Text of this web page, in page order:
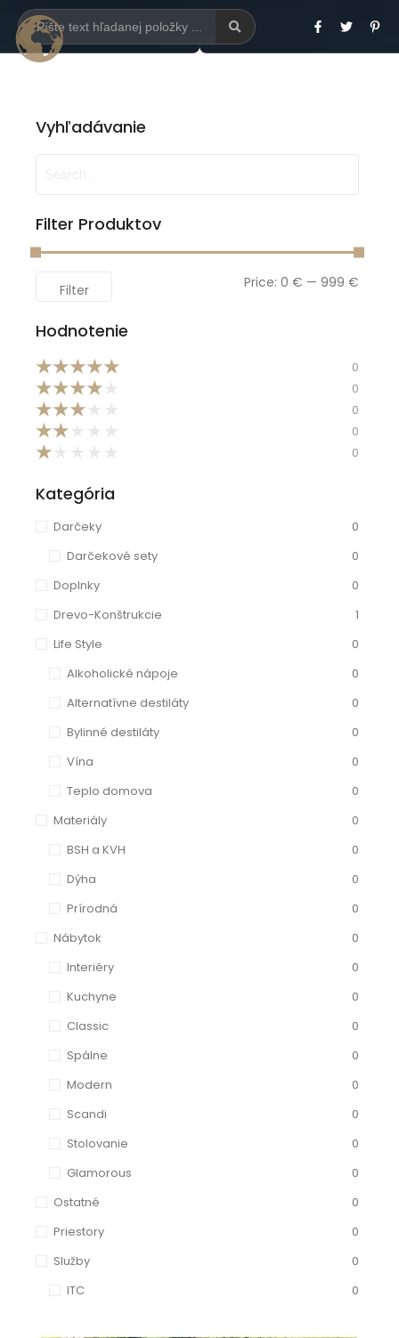
Vyhľadávanie
Filter Produktov
Filter Price: 0 € — 999 €
Hodnotenie
★★★★★ 0
★★★★ 0
★★★ 0
★★ 0
★ 0
Kategória
Darčeky
0
Darčekové sety
0
Doplnky
0
Drevo-Konštrukcie
1
Life Style
0
Alkoholické nápoje
0
Alternatívne destiláty
0
Bylinné destiláty
0
Vína
0
Teplo domova
0
Materiály
0
BSH a KVH
0
Dýha
0
Prírodná
0
Nábytok
0
Interiéry
0
Kuchyne
0
Classic
0
Spálne
0
Modern
0
Scandi
0
Stolovanie
0
Glamorous
0
Ostatné
0
Priestory
0
Služby
0
ITC
0